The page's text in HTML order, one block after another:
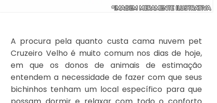
A procura pela quanto custa cama nuvem pet
Cruzeiro Velho é muito comum nos dias de hoje,
em que os donos de animais de estimação
entendem a necessidade de fazer com que seus
bichinhos tenham um local específico para que